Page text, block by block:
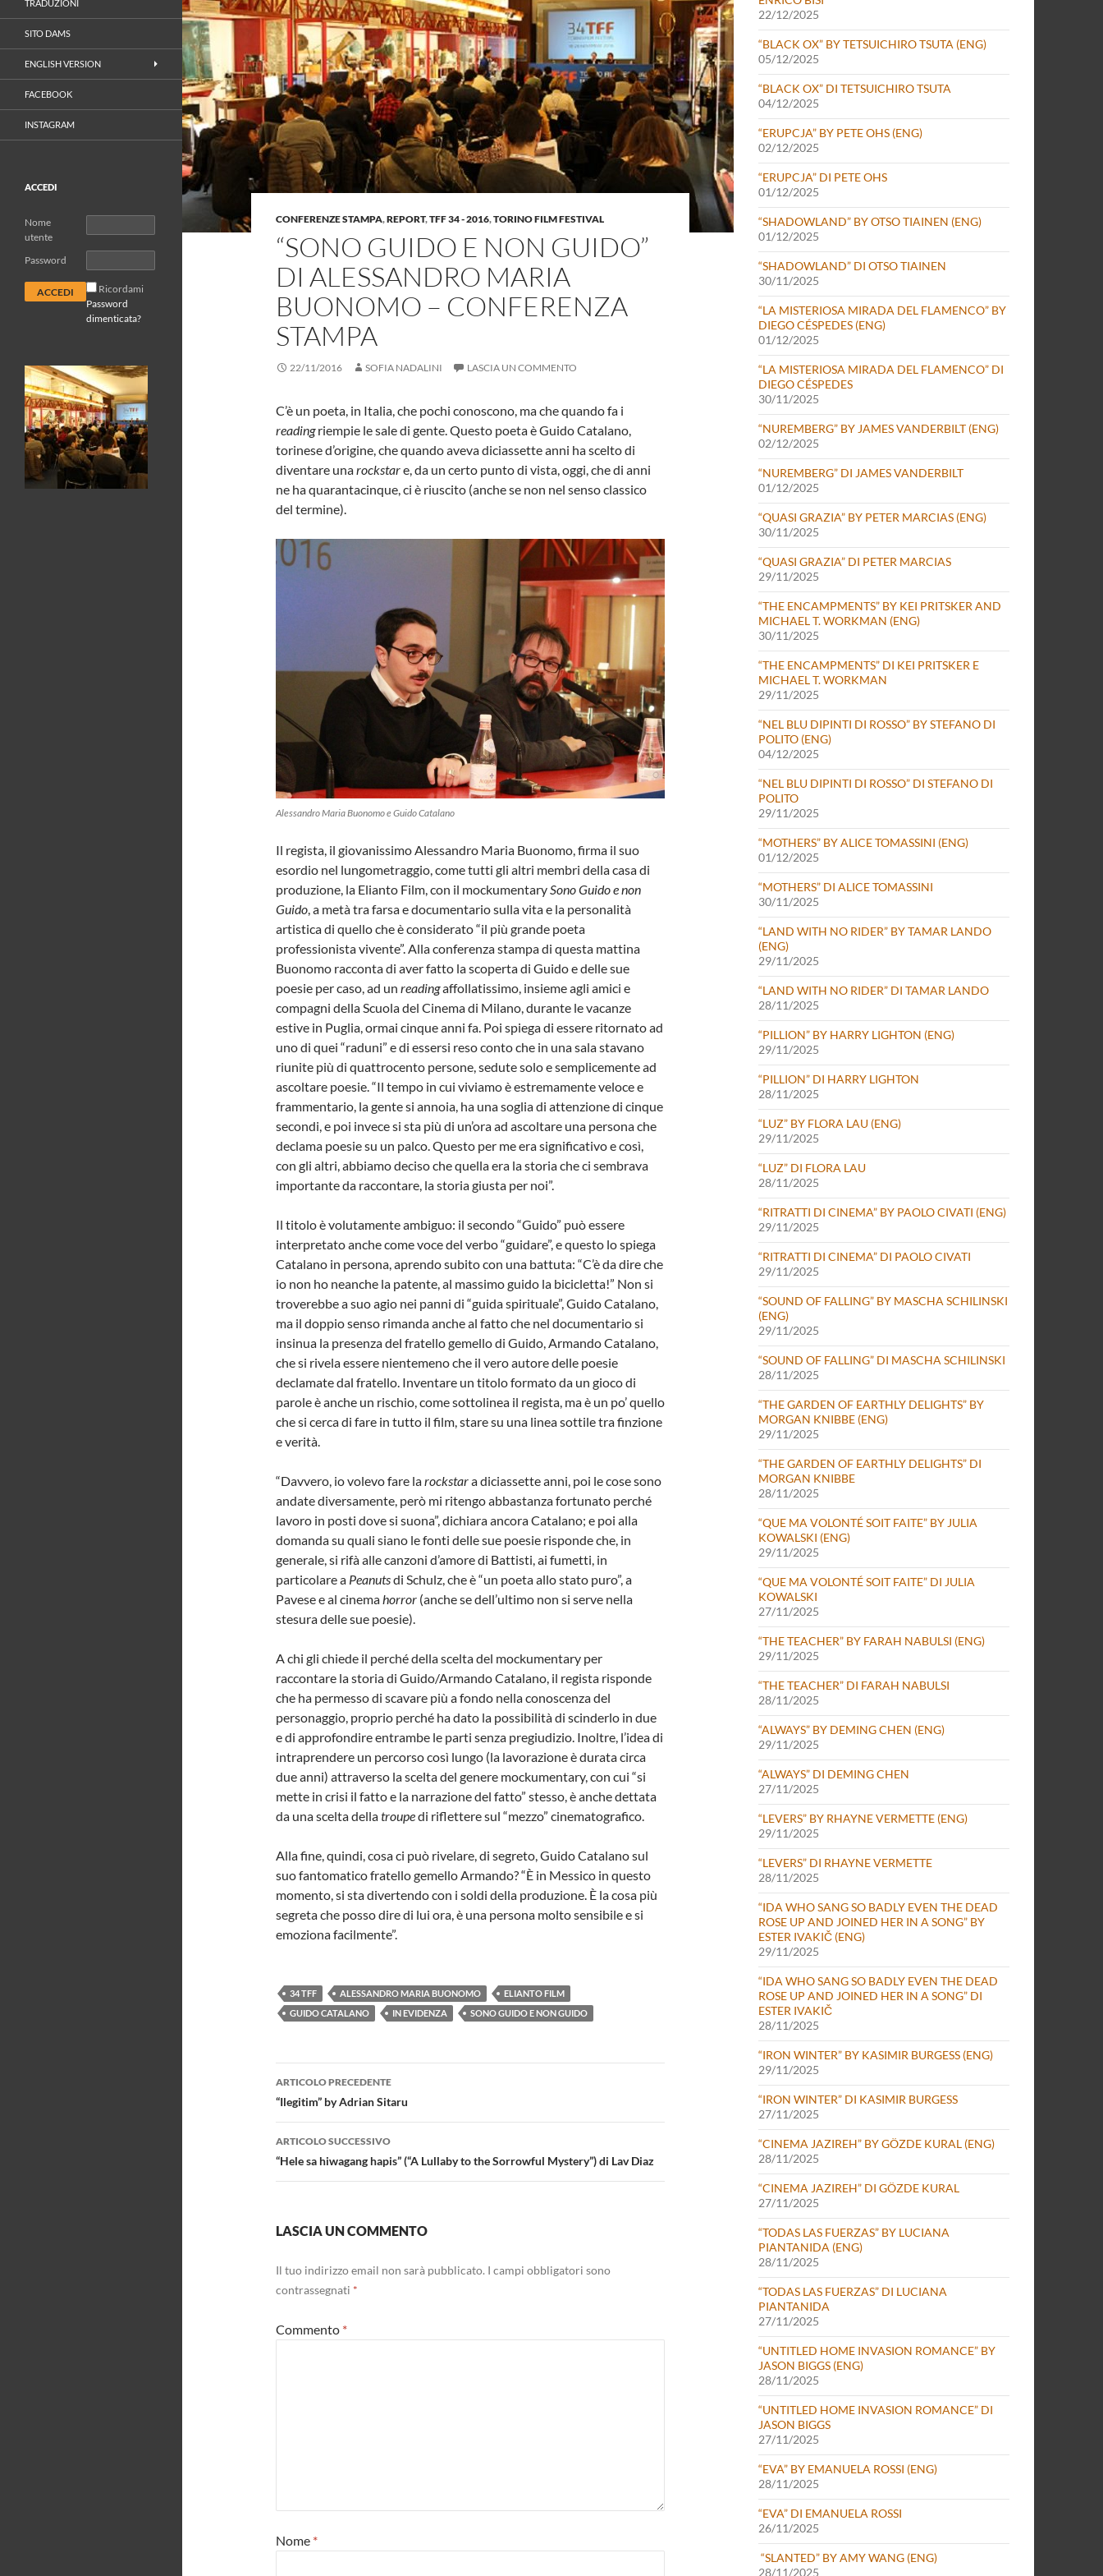
CONFERENZE STAMPA,REPORT,TFF 34 - 2016,TORINO FILM FESTIVAL
“SONO GUIDO E NON GUIDO”
DI ALESSANDRO MARIA
BUONOMO – CONFERENZA
STAMPA
22/11/2016 SOFIA NADALINI LASCIA UN COMMENTO
C’è un poeta, in Italia, che pochi conoscono, ma che quando fa i
readingriempie le sale di gente. Questo poeta è Guido Catalano,
torinese d’origine, che quando aveva diciassette anni ha scelto di
diventare unarockstare, da un certo punto di vista, oggi, che di anni
ne ha quarantacinque, ci è riuscito (anche se non nel senso classico
del termine).
Alessandro Maria Buonomo e Guido Catalano
Il regista, il giovanissimo Alessandro Maria Buonomo, firma il suo
esordio nel lungometraggio, come tutti gli altri membri della casa di
produzione, la Elianto Film, con il mockumentarySono Guido e non
Guido, a metà tra farsa e documentario sulla vita e la personalità
artistica di quello che è considerato “il più grande poeta
professionista vivente”. Alla conferenza stampa di questa mattina
Buonomo racconta di aver fatto la scoperta di Guido e delle sue
poesie per caso, ad un readingaffollatissimo, insieme agli amici e
compagni della Scuola del Cinema di Milano, durante le vacanze
estive in Puglia, ormai cinque anni fa. Poi spiega di essere ritornato ad
uno di quei “raduni” e di essersi reso conto che in una sala stavano
riunite più di quattrocento persone, sedute solo e semplicemente ad
ascoltare poesie. “Il tempo in cui viviamo è estremamente veloce e
frammentario, la gente si annoia, ha una soglia di attenzione di cinque
secondi, e poi invece si sta più di un’ora ad ascoltare una persona che
declama poesie su un palco. Questo per me era significativo e così,
con gli altri, abbiamo deciso che quella era la storia che ci sembrava
importante da raccontare, la storia giusta per noi”.
Il titolo è volutamente ambiguo: il secondo “Guido” può essere
interpretato anche come voce del verbo “guidare”, e questo lo spiega
Catalano in persona, aprendo subito con una battuta: “C’è da dire che
io non ho neanche la patente, al massimo guido la bicicletta!” Non si
troverebbe a suo agio nei panni di “guida spirituale”, Guido Catalano,
ma il doppio senso rimanda anche al fatto che nel documentario si
insinua la presenza del fratello gemello di Guido, Armando Catalano,
che si rivela essere nientemeno che il vero autore delle poesie
declamate dal fratello. Inventare un titolo formato da un gioco di
parole è anche un rischio, come sottolinea il regista, ma è un po’ quello
che si cerca di fare in tutto il film, stare su una linea sottile tra finzione
e verità.
“Davvero, io volevo fare larockstara diciassette anni, poi le cose sono
andate diversamente, però mi ritengo abbastanza fortunato perché
lavoro in posti dove si suona”, dichiara ancora Catalano; e poi alla
domanda su quali siano le fonti delle sue poesie risponde che, in
generale, si rifà alle canzoni d’amore di Battisti, ai fumetti, in
particolare a Peanutsdi Schulz, che è “un poeta allo stato puro”, a
Pavese e al cinemahorror (anche se dell’ultimo non si serve nella
stesura delle sue poesie).
A chi gli chiede il perché della scelta del mockumentary per
raccontare la storia di Guido/Armando Catalano, il regista risponde
che ha permesso di scavare più a fondo nella conoscenza del
personaggio, proprio perché ha dato la possibilità di scinderlo in due
e di approfondire entrambe le parti senza pregiudizio. Inoltre, l’idea di
intraprendere un percorso così lungo (la lavorazione è durata circa
due anni) attraverso la scelta del genere mockumentary, con cui “si
mette in crisi il fatto e la narrazione del fatto” stesso, è anche dettata
da una scelta dellatroupedi riflettere sul “mezzo” cinematografico.
Alla fine, quindi, cosa ci può rivelare, di segreto, Guido Catalano sul
suo fantomatico fratello gemello Armando? “È in Messico in questo
momento, si sta divertendo con i soldi della produzione. È la cosa più
segreta che posso dire di lui ora, è una persona molto sensibile e si
emoziona facilmente”.
34 TFF ALESSANDRO MARIA BUONOMO
ELIANTO FILM
GUIDO CATALANO
IN EVIDENZA SONO GUIDO E NON GUIDO
Navigazione
articolo
ARTICOLO PRECEDENTE
“Ilegitim” by Adrian Sitaru
ARTICOLO SUCCESSIVO
“Hele sa hiwagang hapis” (“A Lullaby to the Sorrowful Mystery”) di Lav Diaz
LASCIA UN COMMENTO
Il tuo indirizzo email non sarà pubblicato. I campi obbligatori sono
contrassegnati *
Commento *
Nome *
22/12/2025
“BLACK OX” BY TETSUICHIRO TSUTA (ENG)
05/12/2025
“BLACK OX” DI TETSUICHIRO TSUTA
04/12/2025
“ERUPCJA” BY PETE OHS (ENG)
02/12/2025
“ERUPCJA” DI PETE OHS
01/12/2025
“SHADOWLAND” BY OTSO TIAINEN (ENG)
01/12/2025
“SHADOWLAND” DI OTSO TIAINEN
30/11/2025
“LA MISTERIOSA MIRADA DEL FLAMENCO” BY
DIEGO CÉSPEDES (ENG)
01/12/2025
“LA MISTERIOSA MIRADA DEL FLAMENCO” DI
DIEGO CÉSPEDES
30/11/2025
“NUREMBERG” BY JAMES VANDERBILT (ENG)
02/12/2025
“NUREMBERG” DI JAMES VANDERBILT
01/12/2025
“QUASI GRAZIA” BY PETER MARCIAS (ENG)
30/11/2025
“QUASI GRAZIA” DI PETER MARCIAS
29/11/2025
“THE ENCAMPMENTS” BY KEI PRITSKER AND
MICHAEL T. WORKMAN (ENG)
30/11/2025
“THE ENCAMPMENTS” DI KEI PRITSKER E
MICHAEL T. WORKMAN
29/11/2025
“NEL BLU DIPINTI DI ROSSO” BY STEFANO DI
POLITO (ENG)
04/12/2025
“NEL BLU DIPINTI DI ROSSO” DI STEFANO DI
POLITO
29/11/2025
“MOTHERS” BY ALICE TOMASSINI (ENG)
01/12/2025
“MOTHERS” DI ALICE TOMASSINI
30/11/2025
“LAND WITH NO RIDER” BY TAMAR LANDO
(ENG)
29/11/2025
“LAND WITH NO RIDER” DI TAMAR LANDO
28/11/2025
“PILLION” BY HARRY LIGHTON (ENG)
29/11/2025
“PILLION” DI HARRY LIGHTON
28/11/2025
“LUZ” BY FLORA LAU (ENG)
29/11/2025
“LUZ” DI FLORA LAU
28/11/2025
“RITRATTI DI CINEMA” BY PAOLO CIVATI (ENG)
29/11/2025
“RITRATTI DI CINEMA” DI PAOLO CIVATI
29/11/2025
“SOUND OF FALLING” BY MASCHA SCHILINSKI
(ENG)
29/11/2025
“SOUND OF FALLING” DI MASCHA SCHILINSKI
28/11/2025
“THE GARDEN OF EARTHLY DELIGHTS” BY
MORGAN KNIBBE (ENG)
29/11/2025
“THE GARDEN OF EARTHLY DELIGHTS” DI
MORGAN KNIBBE
28/11/2025
“QUE MA VOLONTÉ SOIT FAITE” BY JULIA
KOWALSKI (ENG)
29/11/2025
“QUE MA VOLONTÉ SOIT FAITE” DI JULIA
KOWALSKI
27/11/2025
“THE TEACHER” BY FARAH NABULSI (ENG)
29/11/2025
“THE TEACHER” DI FARAH NABULSI
28/11/2025
“ALWAYS” BY DEMING CHEN (ENG)
29/11/2025
“ALWAYS” DI DEMING CHEN
27/11/2025
“LEVERS” BY RHAYNE VERMETTE (ENG)
29/11/2025
“LEVERS” DI RHAYNE VERMETTE
28/11/2025
“IDA WHO SANG SO BADLY EVEN THE DEAD
ROSE UP AND JOINED HER IN A SONG” BY
ESTER IVAKIČ (ENG)
29/11/2025
“IDA WHO SANG SO BADLY EVEN THE DEAD
ROSE UP AND JOINED HER IN A SONG” DI
ESTER IVAKIČ
28/11/2025
“IRON WINTER” BY KASIMIR BURGESS (ENG)
29/11/2025
“IRON WINTER” DI KASIMIR BURGESS
27/11/2025
“CINEMA JAZIREH” BY GÖZDE KURAL (ENG)
28/11/2025
“CINEMA JAZIREH” DI GÖZDE KURAL
27/11/2025
“TODAS LAS FUERZAS” BY LUCIANA
PIANTANIDA (ENG)
28/11/2025
“TODAS LAS FUERZAS” DI LUCIANA
PIANTANIDA
27/11/2025
“UNTITLED HOME INVASION ROMANCE” BY
JASON BIGGS (ENG)
28/11/2025
“UNTITLED HOME INVASION ROMANCE” DI
JASON BIGGS
27/11/2025
“EVA” BY EMANUELA ROSSI (ENG)
28/11/2025
“EVA” DI EMANUELA ROSSI
26/11/2025
“SLANTED” BY AMY WANG (ENG)
28/11/2025
TRADUZIONI
SITO DAMS
ENGLISH VERSION
FACEBOOK
INSTAGRAM
ACCEDI
Nome
utente
Password
Ricordami
Password
dimenticata?